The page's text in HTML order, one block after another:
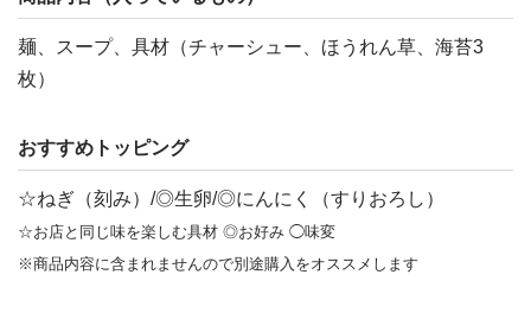
麺、スープ、具材（チャーシュー、ほうれん草、海苔3
枚）
おすすめトッピング
☆ねぎ（刻み）/◎生卵/◎にんにく（すりおろし）
☆お店と同じ味を楽しむ具材 ◎お好み ◯味変
※商品内容に含まれませんので別途購入をオススメします